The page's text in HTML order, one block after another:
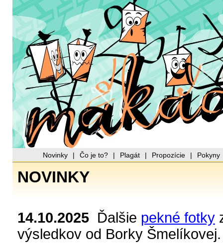
Novinky Čo je to? Plagát Propozície Pokyny
NOVINKY
14.10.2025 Ďalšie pekné fotky
výsledkov od Borky Šmelíkovej.